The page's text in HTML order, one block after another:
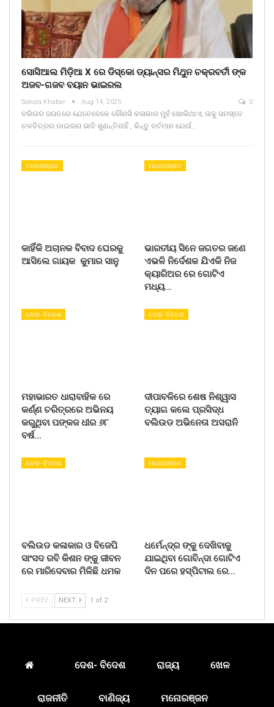
ସୋସିଆଲ ମିଡ଼ିଆ X ରେ ଡିସ୍କୋ ଡ୍ୟାନ୍ସର ମିଥୁନ ଚକ୍ରବର୍ତୀ ଙ୍କ
ଅଜବ-ଗଜବ ବୟାନ ଭାଇରଲ
Sakala Khabar Aug 14, 2025 0
ବଲିଉଡ ଜଗତରେ ଯେତେବେଳେ କୌଣସି କଳାକାର ମୁହଁ ଖୋଲିଥାଏ, ତାକୁ ସମସ୍ତେ
ଚଳଚିତ୍ରର ଡାଇଲଗ ଭାବି ଶୁଣନ୍ତିନାହିଁ , କିନ୍ତୁ ବର୍ତମାନ ଯେଉଁ…
ମନୋରଞ୍ଜନ
କାହିଁକି ଅଚାନକ ବିବାଦ ଘେରକୁ
ଆସିଲେ ଗାୟକ କୁମାର ସାନୁ
ମନୋରଞ୍ଜନ
ଭାରତୀୟ ସିନେ ଜଗତର ଜଣେ
ଏଭଳି ନିର୍ଦେଶକ ଯିଏକି ନିଜ
କ୍ୟାରିଅର ରେ ଗୋଟିଏ
ମଧ୍ୟ…
ଦେଶ- ବିଦେଶ
ମହାଭାରତ ଧାରାବାହିକ ରେ
କର୍ଣ୍ଣ ଚରିତ୍ରରେ ଅଭିନୟ
କରୁଥିବା ପଙ୍କଜ ଧୀର ୬୮
ବର୍ଷ…
ଦେଶ- ବିଦେଶ
ଦୀପାବଳିରେ ଶେଷ ନିଶ୍ୱାସ
ତ୍ୟାଗ କଲେ ପ୍ରସିଦ୍ଧ
ବଲିଉଡ ଅଭିନେତା ଅସରାନି
ଦେଶ- ବିଦେଶ
ବଲିଉଡ କଳାକାର ଓ ବିଜେପି
ସାଂସଦ ରବି କିଶନ ଙ୍କୁ ଜୀବନ
ରେ ମାରିଦେବାର ମିଳିଛି ଧମକ
ମନୋରଞ୍ଜନ
ଧର୍ମେନ୍ଦ୍ର ଙ୍କୁ ଦେଖିବାକୁ
ଯାଇଥିବା ଗୋବିନ୍ଦା ଗୋଟିଏ
ଦିନ ପରେ ହସ୍ପିଟାଲ ରେ…
PREV NEXT 1 of 2
ଦେଶ- ବିଦେଶ ରାଜ୍ୟ ଖେଳ
ରାଜନୀତି ବାଣିଜ୍ୟ ମନୋରଞ୍ଜନ